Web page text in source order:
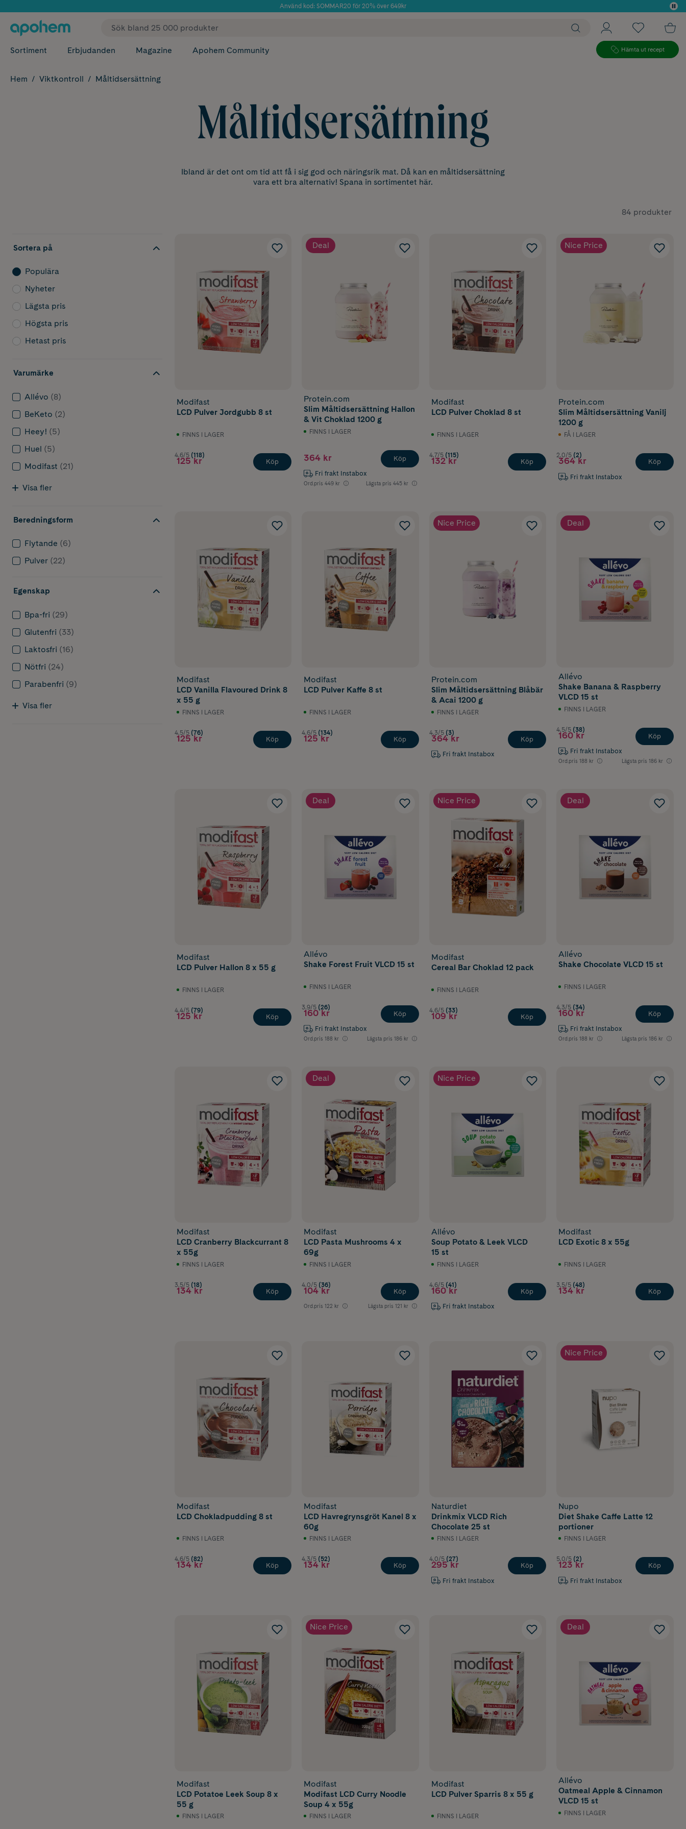
Använd kod: SOMMAR20 för 20% över 649kr
✓ Fri frakt
Sortiment Erbjudanden Magazine Apohem Community Hämta ut recept
Hem Viktkontroll Måltidsersättning
Måltidsersättning
Ibland är det ont om tid att få i sig god och näringsrik mat. Då kan en måltidsersättning
vara ett bra alternativ! Spana in sortimentet här.
84 produkter
Sortera på
Populära
Nyheter
Lägsta pris
Högsta pris
Hetast pris
Varumärke
Allévo (8)
BeKeto (2)
Heey! (5)
Huel (5)
Modifast (21)
Visa fler
Beredningsform
Flytande (6)
Pulver (22)
Egenskap
Bpa-fri (29)
Glutenfri (33)
Laktosfri (16)
Nötfri (24)
Parabenfri (9)
Visa fler
Modifast
LCD Pulver Jordgubb 8 st
FINNS I LAGER
4.6/5 (118)
125 kr Köp
Deal
Protein.com
Slim Måltidsersättning Hallon
& Vit Choklad 1200 g
FINNS I LAGER
364 kr
Fri frakt Instabox
Ord.pris 449 kr Lägsta pris 445 kr
Köp
Modifast
LCD Pulver Choklad 8 st
FINNS I LAGER
4.7/5 (115)
132 kr Köp
Nice Price
Protein.com
Slim Måltidsersättning Vanilj
1200 g
FÅ I LAGER
2.0/5 (2)
364 kr
Fri frakt Instabox
Köp
Modifast
LCD Vanilla Flavoured Drink 8
x 55 g
FINNS I LAGER
4.5/5 (76)
125 kr Köp
Modifast
LCD Pulver Kaffe 8 st
FINNS I LAGER
4.6/5 (134)
125 kr Köp
Nice Price
Protein.com
Slim Måltidsersättning Blåbär
& Acai 1200 g
FINNS I LAGER
4.3/5 (3)
364 kr
Fri frakt Instabox
Köp
Deal
Allévo
Shake Banana & Raspberry
VLCD 15 st
FINNS I LAGER
4.5/5 (38)
160 kr
Fri frakt Instabox
Ord.pris 188 kr Lägsta pris 186 kr
Köp
Modifast
LCD Pulver Hallon 8 x 55 g
FINNS I LAGER
4.4/5 (79)
125 kr Köp
Deal
Allévo
Shake Forest Fruit VLCD 15 st
FINNS I LAGER
3.9/5 (26)
160 kr
Fri frakt Instabox
Ord.pris 188 kr Lägsta pris 186 kr
Köp
Nice Price
Modifast
Cereal Bar Choklad 12 pack
FINNS I LAGER
4.6/5 (33)
109 kr Köp
Deal
Allévo
Shake Chocolate VLCD 15 st
FINNS I LAGER
4.3/5 (34)
160 kr
Fri frakt Instabox
Ord.pris 188 kr Lägsta pris 186 kr
Köp
Modifast
LCD Cranberry Blackcurrant 8
x 55g
FINNS I LAGER
3.5/5 (18)
134 kr Köp
Deal
Modifast
LCD Pasta Mushrooms 4 x
69g
FINNS I LAGER
4.0/5 (36)
104 kr
Ord.pris 122 kr Lägsta pris 121 kr
Köp
Nice Price
Allévo
Soup Potato & Leek VLCD
15 st
FINNS I LAGER
4.6/5 (41)
160 kr
Fri frakt Instabox
Köp
Modifast
LCD Exotic 8 x 55g
FINNS I LAGER
3.5/5 (48)
134 kr Köp
Modifast
LCD Chokladpudding 8 st
FINNS I LAGER
4.6/5 (82)
134 kr Köp
Modifast
LCD Havregrynsgröt Kanel 8 x
60g
FINNS I LAGER
4.3/5 (52)
134 kr Köp
Naturdiet
Drinkmix VLCD Rich
Chocolate 25 st
FINNS I LAGER
4.0/5 (27)
295 kr
Fri frakt Instabox
Köp
Nice Price
Nupo
Diet Shake Caffe Latte 12
portioner
FINNS I LAGER
5.0/5 (2)
123 kr
Fri frakt Instabox
Köp
Modifast
LCD Potatoe Leek Soup 8 x
55 g
FINNS I LAGER
Nice Price
Modifast
Modifast LCD Curry Noodle
Soup 4 x 55g
FINNS I LAGER
Modifast
LCD Pulver Sparris 8 x 55 g
FINNS I LAGER
Deal
Allévo
Oatmeal Apple & Cinnamon
VLCD 15 st
FINNS I LAGER